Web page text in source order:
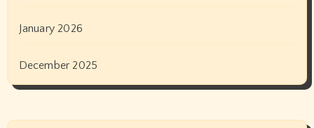
January 2026
December 2025